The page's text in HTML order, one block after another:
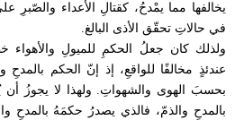
يخالفها مما يمْدحُ، كقتالِ الأعداء
في حالاتِ تحقّق الأذى البالغ.
ولذلك كان جعلُ الحكمِ للميولِ والأهواء
عندئذٍ مخالفًا للواقعِ، إذ إنّ الحكم بالمدحِ
بحسبَ الهوى والشهواتِ. ولهذا لا يجوزُ أن
بالمدحِ والذمّ، فالذي يصدرُ حكمَهُ بالمدحِ